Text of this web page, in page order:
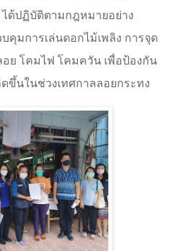
ด้ปฏิบัติตามกฎหมายอย่าง
คุมการเล่นดอกไม้เพลิง การจุด
ย โคมไฟ โคมควัน เพื่อป้องกัน
ขึ้นในช่วงเทศกาลลอยกระทง